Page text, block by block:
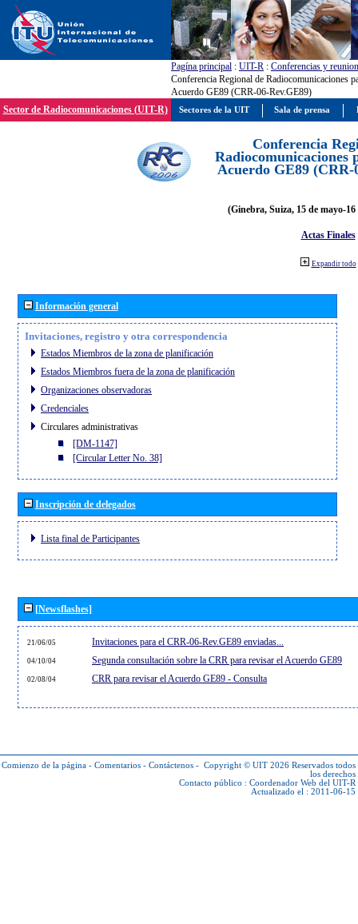
Pagína principal : UIT-R : Conferencias y
Conferencia Regional de Radiocomunicaciones
Acuerdo GE89 (CRR-06-Rev.GE89)
Sector de Radiocomunicaciones (UIT-R)
Conferencia
Radiocomunicaciones
Acuerdo GE89 (CRR-
(Ginebra, Suiza, 15 de mayo-
Actas Finales
Expandir todo
Información general
Invitaciones, registro y otra correspondencia
Estados Miembros de la zona de planificación
Estados Miembros fuera de la zona de planificación
Organizaciones observadoras
Credenciales
Circulares administrativas
[DM-1147]
[Circular Letter No. 38]
Inscripción de delegados
Lista final de Participantes
[Newsflashes]
21/06/05 Invitaciones para el CRR-06-Rev.GE89 enviadas...
04/10/04 Segunda consultación sobre la CRR para revisar el Acuerdo GE89
02/08/04 CRR para revisar el Acuerdo GE89 - Consulta
Comienzo de la página - Comentarios - Contáctenos - Copyright © UIT 2026 Reservados todos
los derechos
Contacto público : Coordenador Web del UIT-R
Actualizado el : 2011-06-15
Sectores de la UIT Sala de prensa